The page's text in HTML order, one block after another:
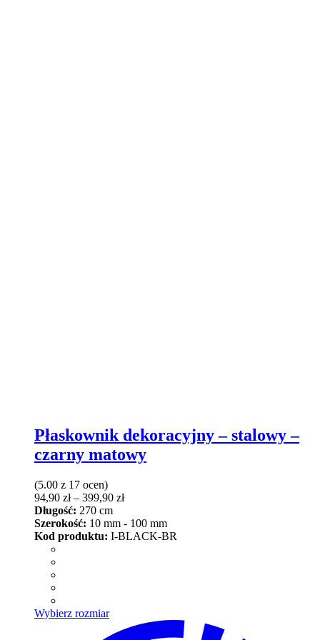
Płaskownik dekoracyjny – stalowy –
czarny matowy
(5.00 z 17 ocen)
94,90 zł – 399,90 złZakres
od
94,90 zł
Długość: 270 cm
Szerokość: 10 mm - 100 mm
Kod produktu: I-BLACK-BR
Wybierz rozmiarTen
produkt